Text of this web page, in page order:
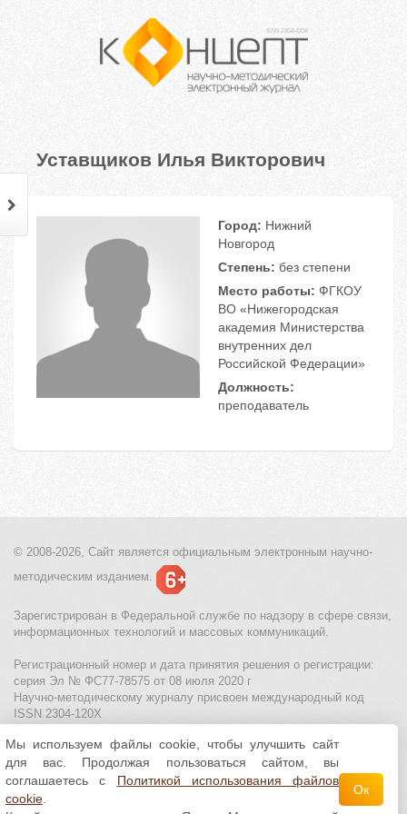
Уставщиков Илья Викторович
Город: Нижний
Новгород
Степень: без степени
Место работы: ФГКОУ
ВО «Нижегородская
академия Министерства
внутренних дел
Российской Федерации»
Должность:
преподаватель
© 2008-2026, Сайт является официальным электронным научно-
методическим изданием.
Зарегистрирован в Федеральной службе по надзору в сфере связи,
информационных технологий и массовых коммуникаций.
Регистрационный номер и дата принятия решения о регистрации:
серия Эл № ФС77-78575 от 08 июля 2020 г
Научно-методическому журналу присвоен международный код
ISSN 2304-120X
МЦИТО|Школьные олимпиады и онлайн конкурсы для детей
Политика использования файлов cookie| Политика обработки и
защиты персональных данных
Мы используем файлы cookie, чтобы улучшить сайт
для вас. Продолжая пользоваться сайтом, вы
соглашаетесь с Политикой использования файлов
cookie
Ок